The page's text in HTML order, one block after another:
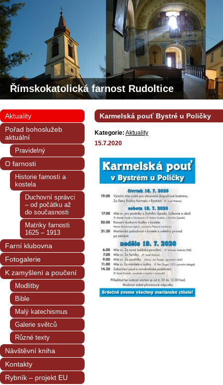
Římskokatolická farnost Rudoltice
Karmelská pouť Bystré u Poličky
Kategorie: Aktuality
15.7.2020
Aktuality
Pořad bohoslužeb
aktuální
Pravidelný
O farnosti
Historie farnosti a
kostela
Duchovní správci
– od počátku až
do současnosti
Matriky farnosti
1625 – 1913
Farní klubovna
Fotogalerie
K zamyšlení a poučení
Modlitby
Bible
Malý katechismus
Galerie světců
Různé texty
Návštěvní kniha
Kontakty
Rybník – projekt EU